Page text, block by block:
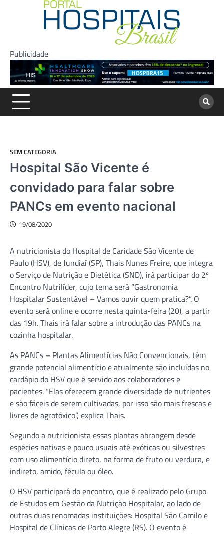
Publicidade
SEM CATEGORIA
Hospital São Vicente é
convidado para falar sobre
PANCs em evento nacional
19/08/2020
A nutricionista do Hospital de Caridade São Vicente de
Paulo (HSV), de Jundiaí (SP), Thais Nunes Freire, que integra
o Serviço de Nutrição e Dietética (SND), irá participar do 2º
Encontro Nutrilíder, cujo tema será “Gastronomia
Hospitalar Sustentável – Vamos ouvir quem pratica?”. O
evento será online e ocorre nesta quinta-feira (20), a partir
das 19h. Thais irá falar sobre a introdução das PANCs na
cozinha hospitalar.
As PANCs – Plantas Alimentícias Não Convencionais, têm
grande potencial alimentício e atualmente são incluídas no
cardápio do HSV que é servido aos colaboradores e
pacientes. “Elas oferecem grande diversidade de nutrientes
e são fáceis de serem cultivadas, por isso são mais frescas e
livres de agrotóxico”, explica Thais.
Segundo a nutricionista essas plantas abrangem desde
espécies nativas e pouco usuais até exóticas ou silvestres
com uso alimentício direto, na forma de fruto ou verdura, e
indireto, amido, fécula ou óleo.
O HSV participará do encontro, que é realizado pelo Grupo
de Estudos em Gestão da Nutrição Hospitalar, ao lado de
outras duas renomadas instituições: Hospital São Camilo e
Hospital de Clínicas de Porto Alegre (RS). O evento é